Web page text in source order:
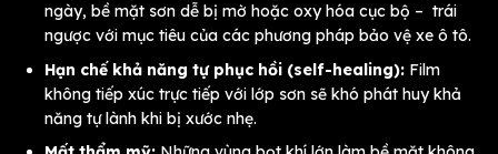
ngày, bề mặt sơn dễ bị mờ hoặc oxy hóa cục bộ – trái
ngược với mục tiêu của các phương pháp bảo vệ xe ô tô.
Hạn chế khả năng tự phục hồi (self-healing): Film
không tiếp xúc trực tiếp với lớp sơn sẽ khó phát huy khả
năng tự lành khi bị xước nhẹ.